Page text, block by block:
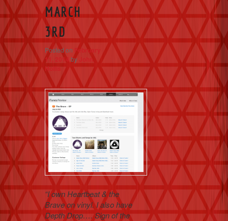
MARCH
3RD
Posted on February
11, 2014by
Hollis
“I own Heartbeat & the
Brave on vinyl. I also have
Depth Drop…. Sign of the